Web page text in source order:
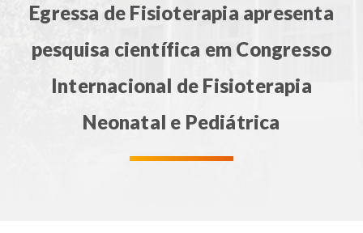
Egressa de Fisioterapia apresenta
pesquisa científica em Congresso
Internacional de Fisioterapia
Neonatal e Pediátrica